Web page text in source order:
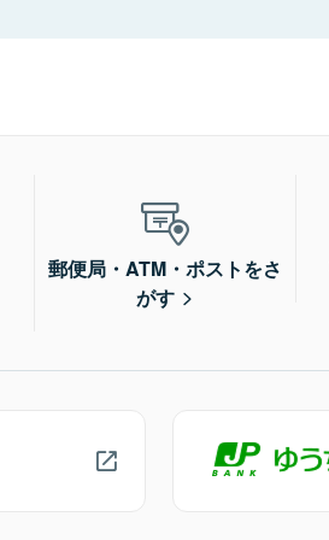
郵便局・ATM・ポストをさ
がす